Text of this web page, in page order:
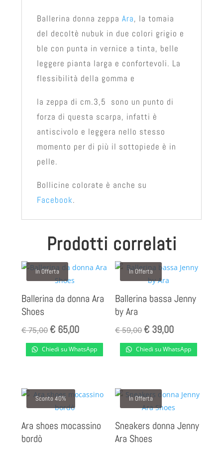
Ballerina donna zeppa Ara, la tomaia
del decoltè nubuk in due colori grigio e
ble con punta in vernice a tinta, belle
leggere pianta larga e confortevoli. La
flessibilità della gomma e
la zeppa di cm.3,5 sono un punto di
forza di questa scarpa, infatti è
antiscivolo e leggera nello stesso
momento per di più il sottopiede è in
pelle.
Bollicine colorate è anche su
Facebook.
Prodotti correlati
In Offerta
Ballerina da donna Ara
Shoes
€75,00 Il
prezzo
originale
€65,00Il
prezzo
attuale
Chiedi su WhatsApp
In Offerta
Ballerina bassa Jenny
by Ara
€59,00Il
prezzo
originale
€ 39,00Il
prezzo
attuale
Chiedi su WhatsApp
Sconto 40%
Ara shoes mocassino
bordò
In Offerta
Sneakers donna Jenny
Ara Shoes